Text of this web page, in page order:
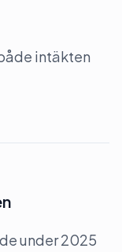
intäkten
under 2025